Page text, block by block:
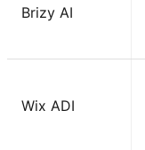
Brizy AI
Wix ADI